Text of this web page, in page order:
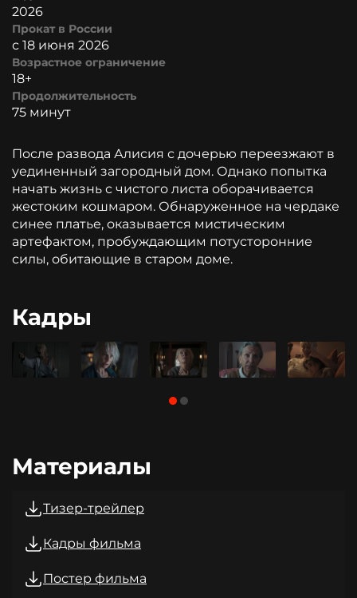
2026
Прокат в России
с 18 июня 2026
Возрастное ограничение
18+
Продолжительность
75 минут
После развода Алисия с дочерью переезжают в
уединенный загородный дом. Однако попытка
начать жизнь с чистого листа оборачивается
жестоким кошмаром. Обнаруженное на чердаке
синее платье, оказывается мистическим
артефактом, пробуждающим потусторонние
силы, обитающие в старом доме.
Кадры
Материалы
Тизер-трейлер
Кадры фильма
Постер фильма